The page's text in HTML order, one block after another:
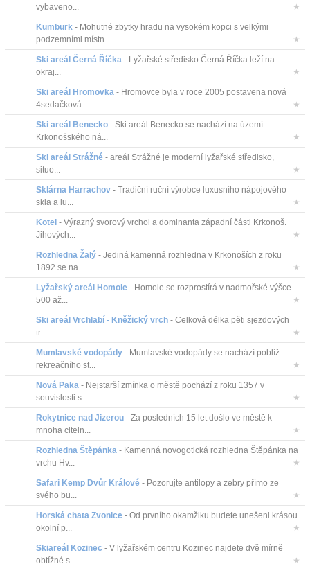
vybaveno...
★
Kumburk - Mohutné zbytky hradu na vysokém kopci s velkými
podzemními místn...
★
Ski areál Černá Říčka - Lyžařské středisko Černá Říčka leží na
okraj...
★
Ski areál Hromovka - Hromovce byla v roce 2005 postavena nová
4sedačková ...
★
Ski areál Benecko - Ski areál Benecko se nachází na území
Krkonošského ná...
★
Ski areál Strážné - areál Strážné je moderní lyžařské středisko,
situo...
★
Sklárna Harrachov - Tradiční ruční výrobce luxusního nápojového
skla a lu...
★
Kotel - Výrazný svorový vrchol a dominanta západní části Krkonoš.
Jihových...
★
Rozhledna Žalý - Jediná kamenná rozhledna v Krkonoších z roku
1892 se na...
★
Lyžařský areál Homole - Homole se rozprostírá v nadmořské výšce
500 až...
★
Ski areál Vrchlabí - Kněžický vrch - Celková délka pěti sjezdových
tr...
★
Mumlavské vodopády - Mumlavské vodopády se nachází poblíž
rekreačního st...
★
Nová Paka - Nejstarší zmínka o městě pochází z roku 1357 v
souvislosti s ...
★
Rokytnice nad Jizerou - Za posledních 15 let došlo ve městě k
mnoha citeln...
★
Rozhledna Štěpánka - Kamenná novogotická rozhledna Štěpánka na
vrchu Hv...
★
Safari Kemp Dvůr Králové - Pozorujte antilopy a zebry přímo ze
svého bu...
★
Horská chata Zvonice - Od prvního okamžiku budete unešeni krásou
okolní p...
★
Skiareál Kozinec - V lyžařském centru Kozinec najdete dvě mírně
obtížné s...
★